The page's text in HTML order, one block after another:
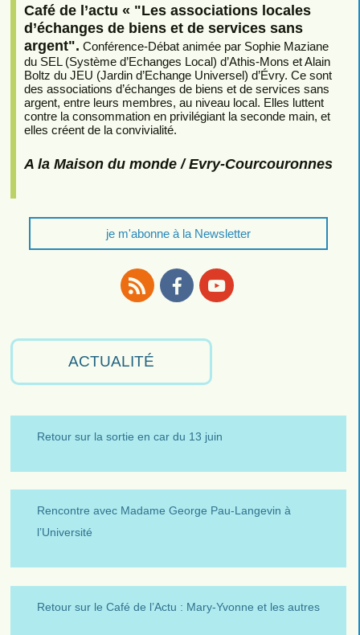
Café de l’actu « "Les associations locales
d’échanges de biens et de services sans
argent". Conférence-Débat animée par Sophie Maziane
du SEL (Système d’Echanges Local) d’Athis-Mons et Alain
Boltz du JEU (Jardin d’Echange Universel) d’Évry. Ce sont
des associations d’échanges de biens et de services sans
argent, entre leurs membres, au niveau local. Elles luttent
contre la consommation en privilégiant la seconde main, et
elles créent de la convivialité.
A la Maison du monde / Evry-Courcouronnes
je m'abonne à la Newsletter
ACTUALITÉ
Retour sur la sortie en car du 13 juin
Rencontre avec Madame George Pau-Langevin à
l’Université
Retour sur le Café de l’Actu : Mary-Yvonne et les autres